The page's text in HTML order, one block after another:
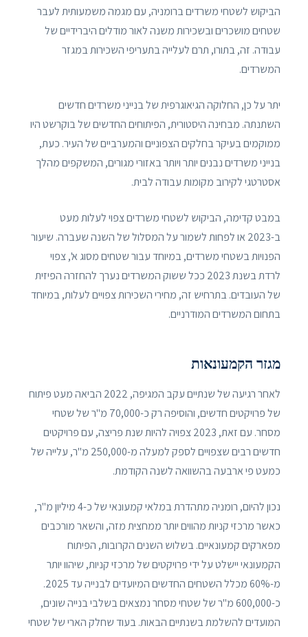
הביקוש לשטחי משרדים ברומניה, עם מגמה משמעותית לעבר
שטחים מושכרים ובשכירות משנה לאור מודלים היברידיים של
עבודה. זה, בתורו, תרם לעלייה בתעריפי השכירות במגזר
המשרדים.
יתר על כן, החלוקה הגיאוגרפית של בנייני משרדים חדשים
השתנתה. מבחינה היסטורית, הפיתוחים החדשים של בוקרשט היו
ממוקמים בעיקר בחלקים הצפוניים והמערביים של העיר. כעת,
בנייני משרדים נבנים יותר ויותר באזורי מגורים, המשקפים מהלך
אסטרטגי לקירוב מקומות עבודה לבית.
במבט קדימה, הביקוש לשטחי משרדים צפוי לעלות מעט
ב-2023 או לפחות לשמור על המסלול של השנה שעברה. שיעור
הפנויות בשטחי משרדים, במיוחד עבור שטחים מסוג א', צפוי
לרדת בשנת 2023 ככל ששוק המשרדים נערך להחזרה הפיזית
של העובדים. בתרחיש זה, מחירי השכירות צפויים לעלות, במיוחד
בתחום המשרדים המודרניים.
מגזר הקמעונאות
לאחר רגיעה של שנתיים עקב המגיפה, 2022 הביאה מעט פיתוח
של פרויקטים חדשים, והוסיפה רק כ-70,000 מ"ר של שטחי
מסחר. עם זאת, 2023 צפויה להיות שנת פריצה, עם פרויקטים
חדשים רבים שצפויים לספק למעלה מ-250,000 מ"ר, עלייה של
כמעט פי ארבעה בהשוואה לשנה הקודמת.
נכון להיום, רומניה מתהדרת במלאי קמעונאי של כ-4 מיליון מ"ר,
כאשר מרכזי קניות מהווים יותר ממחצית מזה, והשאר מורכבים
מפארקים קמעונאיים. בשלוש השנים הקרובות, הפיתוח
הקמעונאי יישלט על ידי פרויקטים של מרכזי קניות, שיהוו יותר
מ-60% מכלל השטחים החדשים המיועדים לבנייה עד 2025.
כ-600,000 מ"ר של שטחי מסחר נמצאים בשלבי בנייה שונים,
המועדים להשלמת בשנתיים הבאות. בעוד שחלק הארי של שטחי